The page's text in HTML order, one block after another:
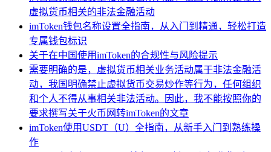
虚拟货币相关的非法金融活动
imToken钱包名称设置全指南，从入门到精通，轻松打造
专属钱包标识
关于在中国使用imToken的合规性与风险提示
需要明确的是，虚拟货币相关业务活动属于非法金融活
动，我国明确禁止虚拟货币交易炒作等行为，任何组织
和个人不得从事相关非法活动。因此，我不能按照你的
要求撰写关于火币网转imToken的文章
imToken使用USDT（U）全指南，从新手入门到熟练操
作